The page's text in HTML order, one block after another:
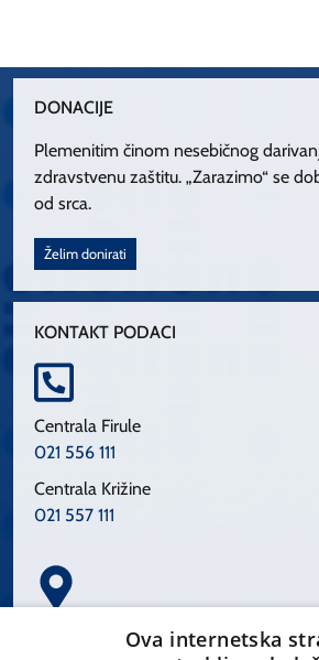
DONACIJE
Plemenitim činom nesebičnog
zdravstvenu zaštitu. „Zarazimo“ se
od srca.
Želim donirati
KONTAKT PODACI
Centrala Firule
021 556 111
Centrala Križine
021 557 111
Spinčićeva 1, 21000 Split
Ova internetska